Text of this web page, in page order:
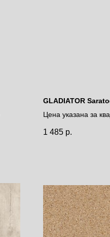
GLADIATOR
Цена указана за
1 485 р.